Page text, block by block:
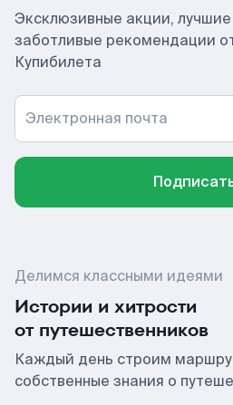
Эксклюзивные акции,
заботливые рекомендации
Купибилета
Электронная почта
Делимся классными идеями
Истории и хитрости
от путешественников
Каждый день строим
собственные знания о